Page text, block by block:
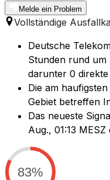
Melde ein Problem
Vollständige
Deutsche
Stunden rund um
darunter 0 direkte
Die am
Gebiet betreffen
Das neueste
Aug., 01:13 MESZ
83%